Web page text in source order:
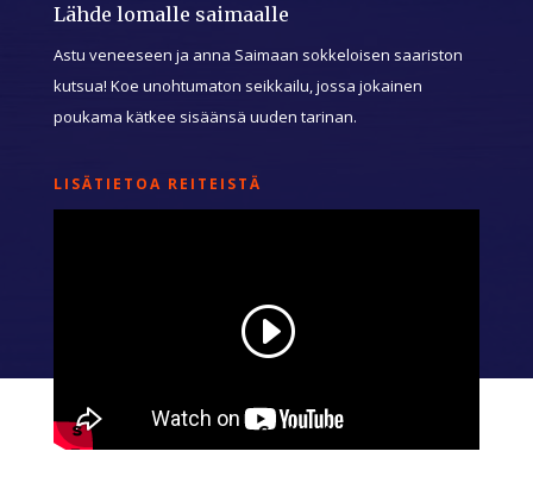
Lähde lomalle saimaalle
Astu veneeseen ja anna Saimaan sokkeloisen saariston
kutsua! Koe unohtumaton seikkailu, jossa jokainen
poukama kätkee sisäänsä uuden tarinan.
LISÄTIETOA REITEISTÄ